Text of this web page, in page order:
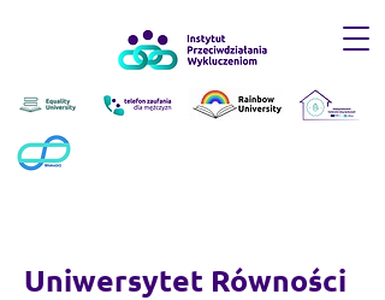
Uniwersytet Równości